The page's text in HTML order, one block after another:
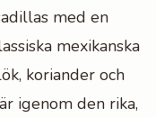
med en
mexikanska
koriander och
igenom den rika,